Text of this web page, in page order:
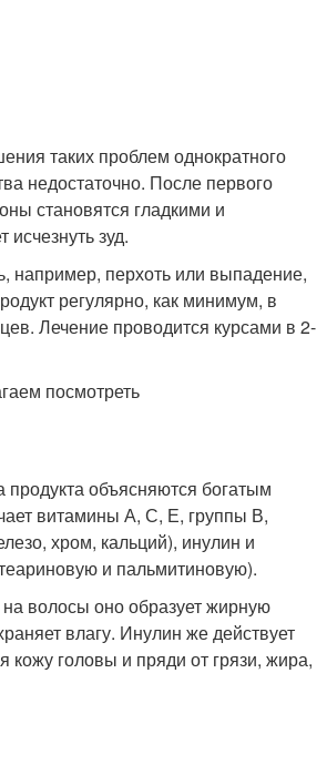
таких проблем однократного
недостаточно. После первого
становятся гладкими и
зуд.
например, перхоть или выпадение,
регулярно, как минимум, в
Лечение проводится курсами в 2-
посмотреть
объясняются богатым
витамины А, С, Е, группы В,
хром, кальций), инулин и
и пальмитиновую).
волосы оно образует жирную
влагу. Инулин же действует
кожу головы и пряди от грязи, жира,